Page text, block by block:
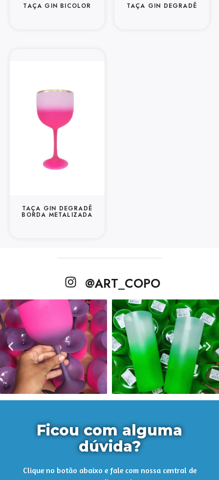
TAÇA GIN BICOLOR TAÇA GIN DEGRADÊ
TAÇA GIN DEGRADÊ
BORDA METALIZADA
@ART_COPO
Ficou com alguma
dúvida?
Clique no botão abaixo e fale com nossa central de